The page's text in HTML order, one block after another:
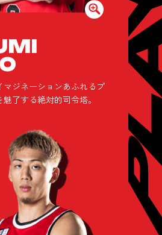
マジネーションあふれるプ
了する絶対的司令塔。